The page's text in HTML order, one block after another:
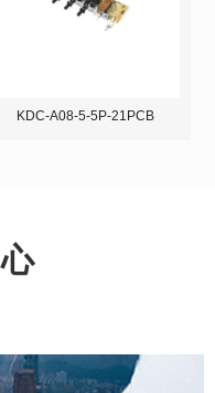
KDC-A08-5-5P-21PCB